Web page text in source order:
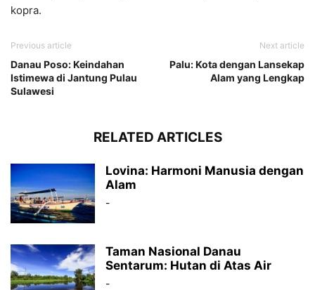
kopra.
Previous article
Danau Poso: Keindahan
Istimewa di Jantung Pulau
Sulawesi
Next article
Palu: Kota dengan Lansekap
Alam yang Lengkap
RELATED ARTICLES
Lovina: Harmoni Manusia dengan
Alam
-
Taman Nasional Danau
Sentarum: Hutan di Atas Air
-